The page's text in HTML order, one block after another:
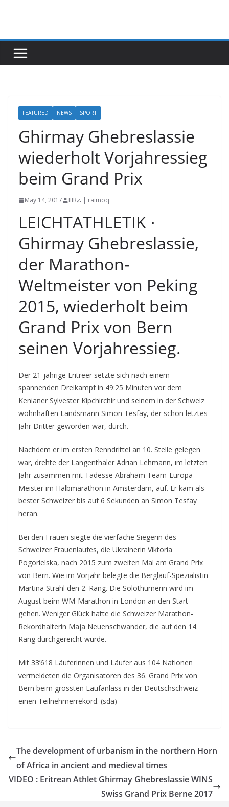
FEATURED NEWS SPORT
Ghirmay Ghebreslassie
wiederholt Vorjahressieg
beim Grand Prix
May 14, 2017 IIIRራ | raimoq
LEICHTATHLETIK ⋅
Ghirmay Ghebreslassie,
der Marathon-
Weltmeister von Peking
2015, wiederholt beim
Grand Prix von Bern
seinen Vorjahressieg.
Der 21-jährige Eritreer setzte sich nach einem
spannenden Dreikampf in 49:25 Minuten vor dem
Kenianer Sylvester Kipchirchir und seinem in der Schweiz
wohnhaften Landsmann Simon Tesfay, der schon letztes
Jahr Dritter geworden war, durch.
Nachdem er im ersten Renndrittel an 10. Stelle gelegen
war, drehte der Langenthaler Adrian Lehmann, im letzten
Jahr zusammen mit Tadesse Abraham Team-Europa-
Meister im Halbmarathon in Amsterdam, auf. Er kam als
bester Schweizer bis auf 6 Sekunden an Simon Tesfay
heran.
Bei den Frauen siegte die vierfache Siegerin des
Schweizer Frauenlaufes, die Ukrainerin Viktoria
Pogorielska, nach 2015 zum zweiten Mal am Grand Prix
von Bern. Wie im Vorjahr belegte die Berglauf-Spezialistin
Martina Strähl den 2. Rang. Die Solothurnerin wird im
August beim WM-Marathon in London an den Start
gehen. Weniger Glück hatte die Schweizer Marathon-
Rekordhalterin Maja Neuenschwander, die auf den 14.
Rang durchgereicht wurde.
Mit 33’618 Läuferinnen und Läufer aus 104 Nationen
vermeldeten die Organisatoren des 36. Grand Prix von
Bern beim grössten Laufanlass in der Deutschschweiz
einen Teilnehmerrekord. (sda)
The development of urbanism in the northern Horn
of Africa in ancient and medieval times
VIDEO : Eritrean Athlet Ghirmay Ghebreslassie WINS
Swiss Grand Prix Berne 2017